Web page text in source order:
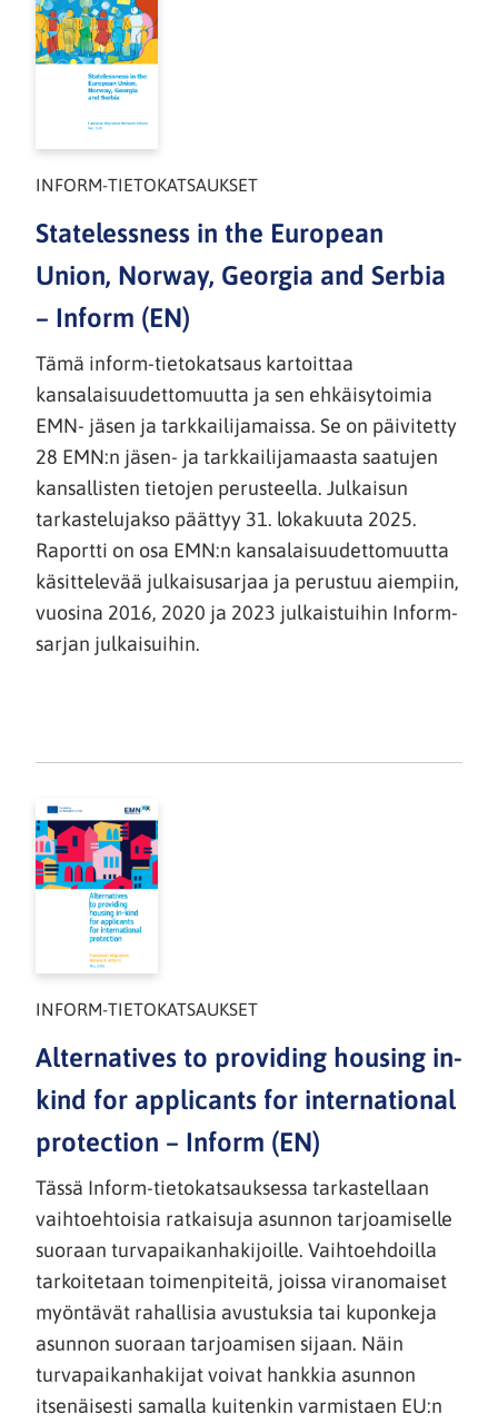
INFORM-TIETOKATSAUKSET
Statelessness in the European
Union, Norway, Georgia and Serbia
– Inform (EN)
Tämä inform-tietokatsaus kartoittaa
kansalaisuudettomuutta ja sen ehkäisytoimia
EMN- jäsen ja tarkkailijamaissa. Se on päivitetty
28 EMN:n jäsen- ja tarkkailijamaasta saatujen
kansallisten tietojen perusteella. Julkaisun
tarkastelujakso päättyy 31. lokakuuta 2025.
Raportti on osa EMN:n kansalaisuudettomuutta
käsittelevää julkaisusarjaa ja perustuu aiempiin,
vuosina 2016, 2020 ja 2023 julkaistuihin Inform-
sarjan julkaisuihin.
INFORM-TIETOKATSAUKSET
Alternatives to providing housing in-
kind for applicants for international
protection – Inform (EN)
Tässä Inform-tietokatsauksessa tarkastellaan
vaihtoehtoisia ratkaisuja asunnon tarjoamiselle
suoraan turvapaikanhakijoille. Vaihtoehdoilla
tarkoitetaan toimenpiteitä, joissa viranomaiset
myöntävät rahallisia avustuksia tai kuponkeja
asunnon suoraan tarjoamisen sijaan. Näin
turvapaikanhakijat voivat hankkia asunnon
itsenäisesti samalla kuitenkin varmistaen EU:n